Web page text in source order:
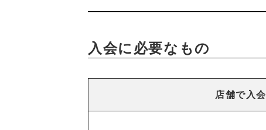
入会に必要なもの
店舗で入会